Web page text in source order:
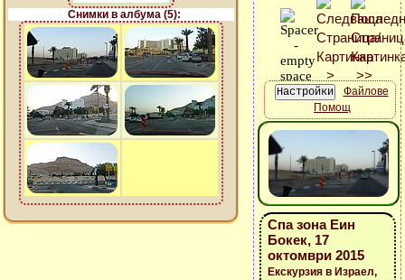
Снимки в албума (5):
Файлове
Помощ
Спа зона Еин
Бокек, 17
октомври 2015
Екскурзия в Израел,